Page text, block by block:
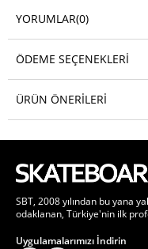
YORUMLAR(0)
ÖDEME SEÇENEKLERI
ÜRÜN ÖNERILERI
SBT, 2008 yılından bu yana
odaklanan, Türkiye'nin ilk
Uygulamalarımızı İndirin